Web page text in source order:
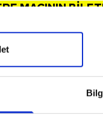
MAÇININ
günü saat
24 Ekim
passo uygulaması